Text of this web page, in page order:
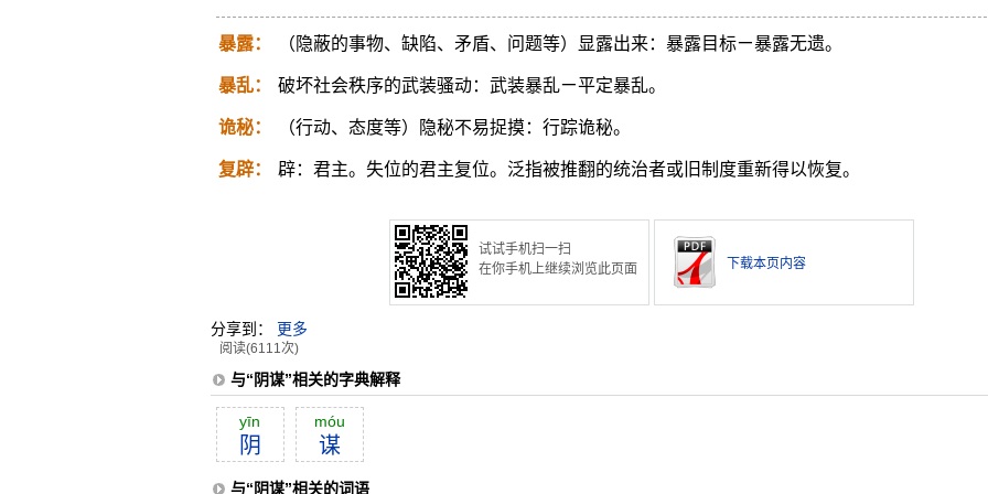
暴露： （隐蔽的事物、缺陷、矛盾、问题等）显露出来：暴露目标ㄧ暴露无遗。
暴乱： 破坏社会秩序的武装骚动：武装暴乱ㄧ平定暴乱。
诡秘： （行动、态度等）隐秘不易捉摸：行踪诡秘。
复辟： 辟：君主。失位的君主复位。泛指被推翻的统治者或旧制度重新得以恢复。
试试手机扫一扫
在你手机上继续浏览此页面
下载本页内容
分享到： 更多
阅读(6111次)
与“阴谋”相关的字典解释
yīn
阴
móu
谋
与“阴谋”相关的词语